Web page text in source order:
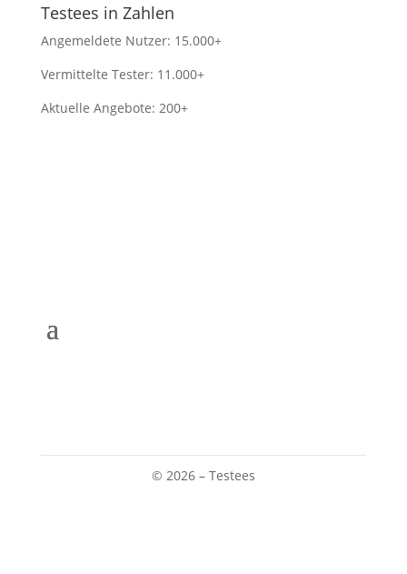
Testees in Zahlen
Angemeldete Nutzer: 15.000+
Vermittelte Tester: 11.000+
Aktuelle Angebote: 200+
© 2026 – Testees